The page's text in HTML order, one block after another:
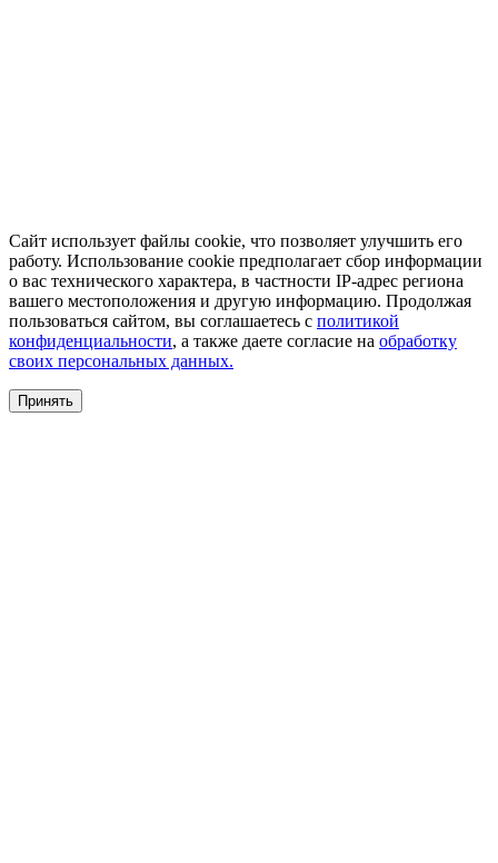
Сайт использует файлы cookie, что позволяет улучшить его
работу. Использование cookie предполагает сбор информации
о вас технического характера, в частности IP-адрес региона
вашего местоположения и другую информацию. Продолжая
пользоваться сайтом, вы соглашаетесь с политикой
конфиденциальности, а также даете согласие на обработку
своих персональных данных.
Принять